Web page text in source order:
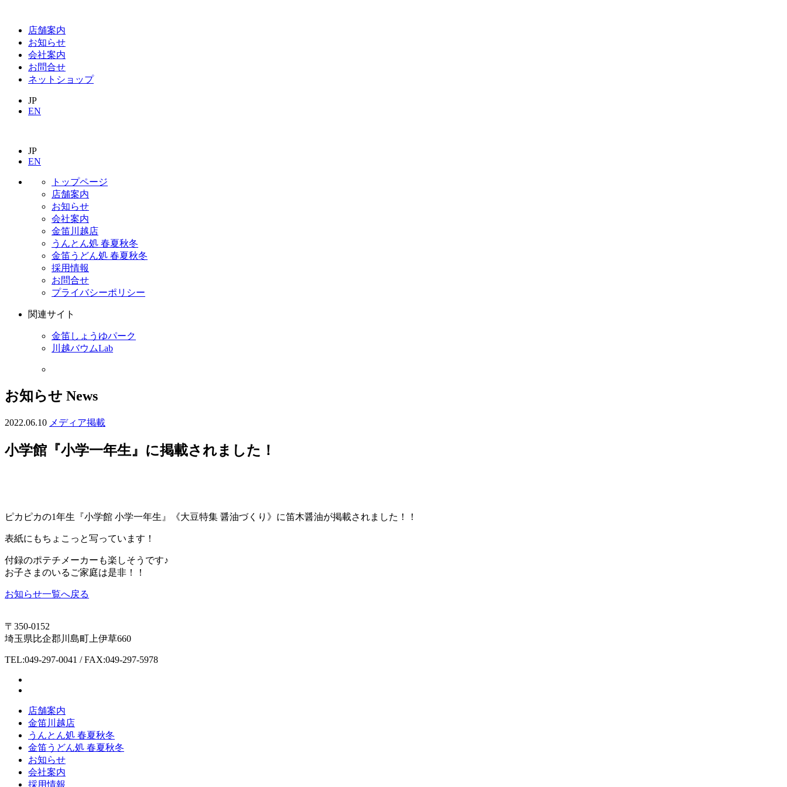
店舗案内
お知らせ
会社案内
お問合せ
ネットショップ
JP
EN
JP
EN
トップページ
店舗案内
お知らせ
会社案内
金笛川越店
うんとん処 春夏秋冬
金笛うどん処 春夏秋冬
採用情報
お問合せ
プライバシーポリシー
関連サイト
金笛しょうゆパーク
川越バウムLab
お知らせ News
2022.06.10 メディア掲載
小学館『小学一年生』に掲載されました！
ピカピカの1年生『小学館 小学一年生』《大豆特集 醤油づくり》に笛木醤油が掲載されました！！
表紙にもちょこっと写っています！
付録のポテチメーカーも楽しそうです♪
お子さまのいるご家庭は是非！！
お知らせ一覧へ戻る
〒350-0152
埼玉県比企郡川島町上伊草660
TEL:049-297-0041 / FAX:049-297-5978
店舗案内
金笛川越店
うんとん処 春夏秋冬
金笛うどん処 春夏秋冬
お知らせ
会社案内
採用情報